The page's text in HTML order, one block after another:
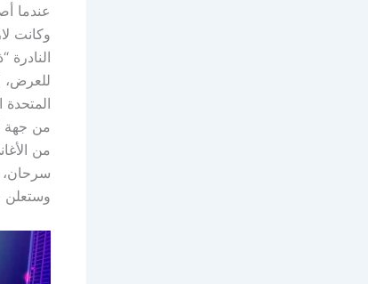
عندما
وكانت
للعرض،
المتحدة
من جهة
من
وستعلن